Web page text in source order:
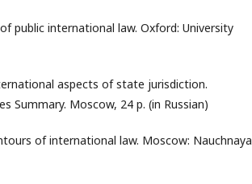
public international law. Oxford: University
aspects of state jurisdiction.
Summary. Moscow, 24 p. (in Russian)
of international law. Moscow: Nauchnaya